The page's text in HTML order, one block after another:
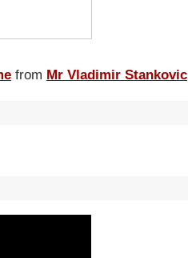
from Mr Vladimir Stankovic